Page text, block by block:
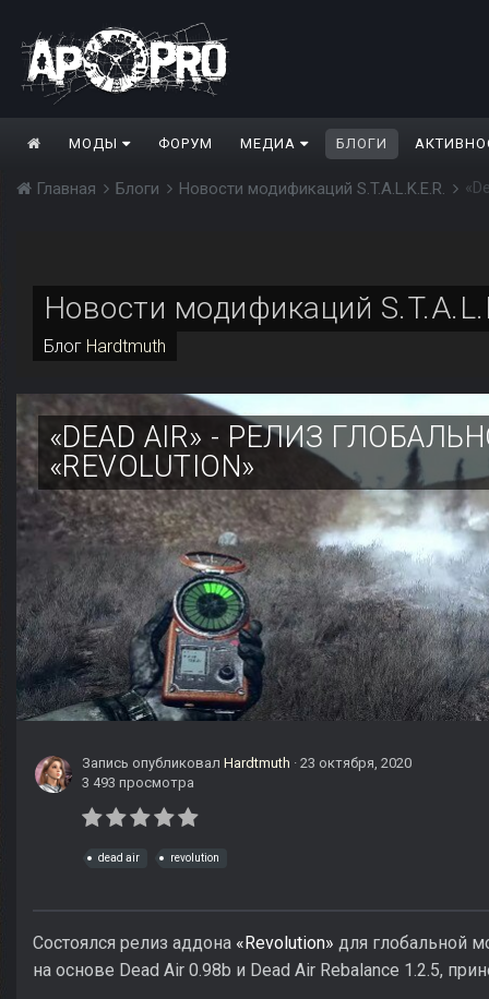
МОДЫ ФОРУМ МЕДИА БЛОГИ
Главная Блоги Новости модификаций S.T.A.L.K.E.R.
Новости модификаций
Блог Hardtmuth
«DEAD AIR» - РЕЛИЗ
«REVOLUTION»
Запись опубликовал Hardtmuth · 23 октября, 2020
3 493 просмотра
dead air revolution
Состоялся релиз аддона «Revolution» для глобальной
на основе Dead Air 0.98b и Dead Air Rebalance 1.2.5,